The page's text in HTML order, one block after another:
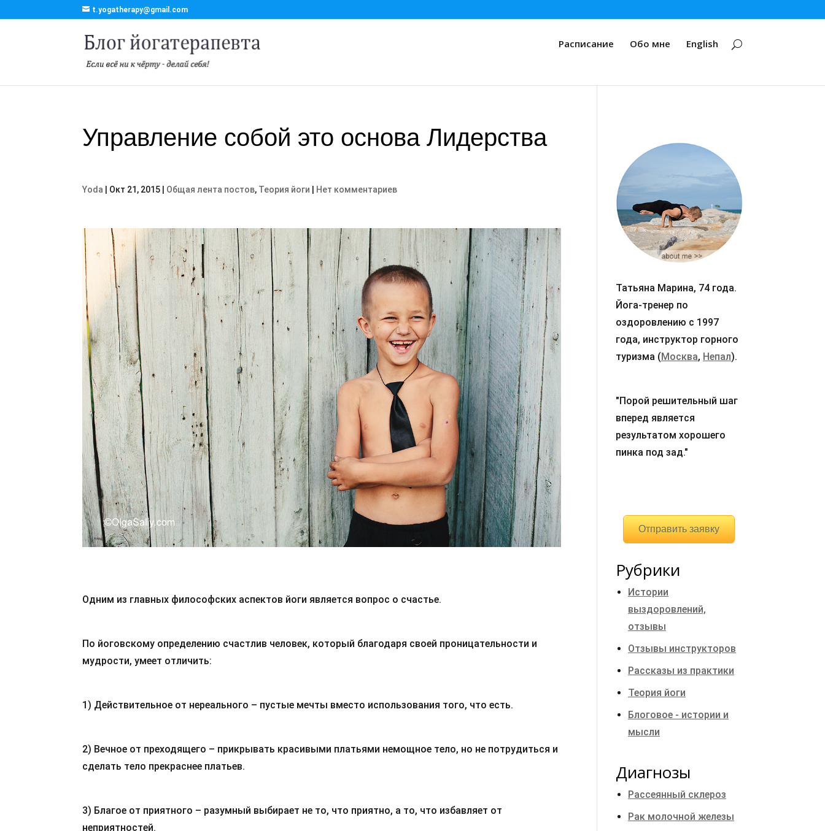
t.yogatherapy@gmail.com
Расписание Обо мне English
Управление собой это основа Лидерства
Yoda Окт 21, 2015 Общая лента постов, Теория йоги Нет комментариев
Одним из главных философских аспектов йоги является вопрос о счастье.
По йоговскому определению счастлив человек, который благодаря своей проницательности и
мудрости, умеет отличить:
1) Действительное от нереального – пустые мечты вместо использования того, что есть.
2) Вечное от преходящего – прикрывать красивыми платьями немощное тело, но не потрудиться и
сделать тело прекраснее платьев.
3) Благое от приятного – разумный выбирает не то, что приятно, а то, что избавляет от
неприятностей.
Татьяна Марина, 74 года.
Йога-тренер по
оздоровлению с 1997
года, инструктор горного
туризма (Москва, Непал).
"Порой решительный шаг
вперед является
результатом хорошего
пинка под зад."
Отправить заявку
Рубрики
Истории
выздоровлений,
отзывы
Отзывы инструкторов
Рассказы из практики
Теория йоги
Блоговое - истории и
мысли
Диагнозы
Рассеянный склероз
Рак молочной железы